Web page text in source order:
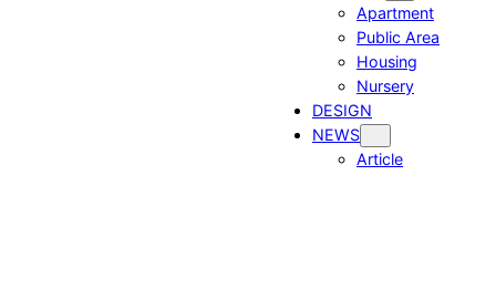
Apartment
Public Area
Housing
Nursery
DESIGN
NEWS
Article